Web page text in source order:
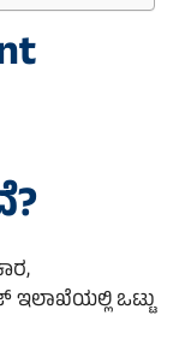
ಇಲಾಖೆಯಲ್ಲಿ ಒಟ್ಟು